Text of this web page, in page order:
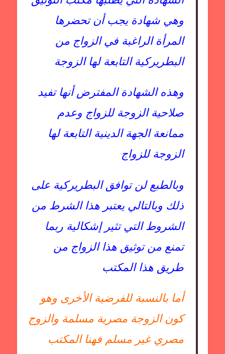
وهي شهادة يجب أن تحضرها
المرأة الراغبة في الزواج من
البطريركية التابعة لها الزوجة
وهذه الشهادة المفترض أنها تفيد
صلاحية الزوجة للزواج وعدم
ممانعة الجهة الدينية التابعة لها
الزوجة للزواج
وبالطبع لن توافق البطريركية على
ذلك وبالتالي يعتبر هذا الشرط من
الشروط التي تثير إشكالية ربما
تمنع من توثيق هذا الزواج من
طريق هذا المكتب
أما بالنسبة للفرضية الأخرى وهو
كون الزوجة مصرية مسلمة والزوج
مصري غير مسلم فهنا المكتب